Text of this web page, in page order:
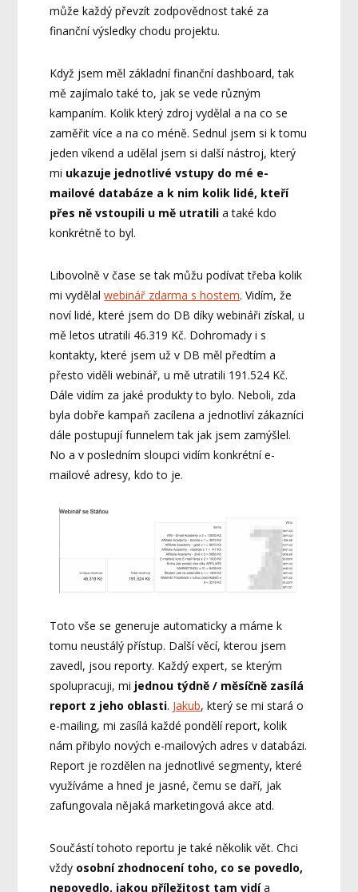
může každý převzít zodpovědnost také za
finanční výsledky chodu projektu.
Když jsem měl základní finanční dashboard, tak
mě zajímalo také to, jak se vede různým
kampaním. Kolik který zdroj vydělal a na co se
zaměřit více a na co méně. Sednul jsem si k tomu
jeden víkend a udělal jsem si další nástroj, který
mi ukazuje jednotlivé vstupy do mé e-
mailové databáze a k nim kolik lidé, kteří
přes ně vstoupili u mě utratili a také kdo
konkrétně to byl.
Libovolně v čase se tak můžu podívat třeba kolik
mi vydělalwebinář zdarma s hostem. Vidím, že
noví lidé, které jsem do DB díky webináři získal, u
mě letos utratili 46.319 Kč. Dohromady i s
kontakty, které jsem už v DB měl předtím a
přesto viděli webinář, u mě utratili 191.524 Kč.
Dále vidím za jaké produkty to bylo. Neboli, zda
byla dobře kampaň zacílena a jednotliví zákazníci
dále postupují funnelem tak jak jsem zamýšlel.
No a v posledním sloupci vidím konkrétní e-
mailové adresy, kdo to je.
Toto vše se generuje automaticky a máme k
tomu neustálý přístup. Další věcí, kterou jsem
zavedl, jsou reporty. Každý expert, se kterým
spolupracuji, mi jednou týdně / měsíčně zasílá
report z jeho oblasti. Jakub, který se mi stará o
e-mailing, mi zasílá každé pondělí report, kolik
nám přibylo nových e-mailových adres v databázi.
Report je rozdělen na jednotlivé segmenty, které
využíváme a hned je jasné, čemu se daří, jak
zafungovala nějaká marketingová akce atd.
Součástí tohoto reportu je také několik vět. Chci
vždy osobní zhodnocení toho, co se povedlo,
nepovedlo, jakou příležitost tam vidía